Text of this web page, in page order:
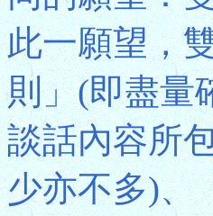
此一願望，
則」(即盡量
談話內容所
少亦不多)、